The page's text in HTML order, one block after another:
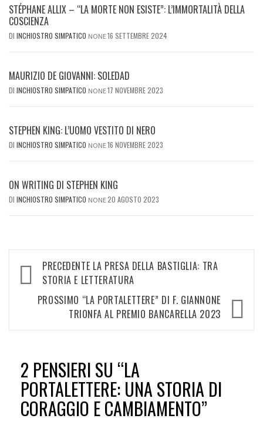
STÉPHANE ALLIX – “LA MORTE NON ESISTE”: L’IMMORTALITÀ DELLA
COSCIENZA
DI INCHIOSTRO SIMPATICO NONE16 SETTEMBRE 2024
MAURIZIO DE GIOVANNI: SOLEDAD
DI INCHIOSTRO SIMPATICO NONE17 NOVEMBRE 2023
STEPHEN KING: L’UOMO VESTITO DI NERO
DI INCHIOSTRO SIMPATICO NONE16 NOVEMBRE 2023
ON WRITING DI STEPHEN KING
DI INCHIOSTRO SIMPATICO NONE20 AGOSTO 2023
Navigazione
articolo
PRECEDENTE LA PRESA DELLA BASTIGLIA: TRA
STORIA E LETTERATURA
PROSSIMO “LA PORTALETTERE” DI F. GIANNONE
TRIONFA AL PREMIO BANCARELLA 2023
2 PENSIERI SU “LA
PORTALETTERE: UNA STORIA DI
CORAGGIO E CAMBIAMENTO”